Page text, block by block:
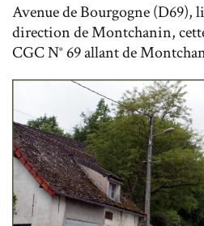
Avenue de Bourgogne (D69),
direction de Montchanin,
CGC N° 69 allant de